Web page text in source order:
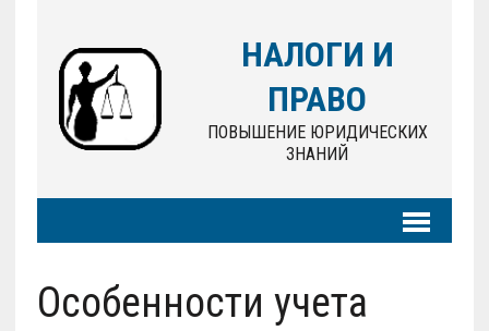
НАЛОГИ И
ПРАВО
ПОВЫШЕНИЕ ЮРИДИЧЕСКИХ
ЗНАНИЙ
Особенности учета